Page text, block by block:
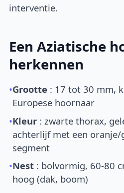
interventie.
Een Aziatische
herkennen
•Grootte : 17 tot 30 mm,
Europese hoornaar
•Kleur : zwarte thorax,
achterlijf met een oranje/
segment
•Nest : bolvormig, 60-80
hoog (dak, boom)